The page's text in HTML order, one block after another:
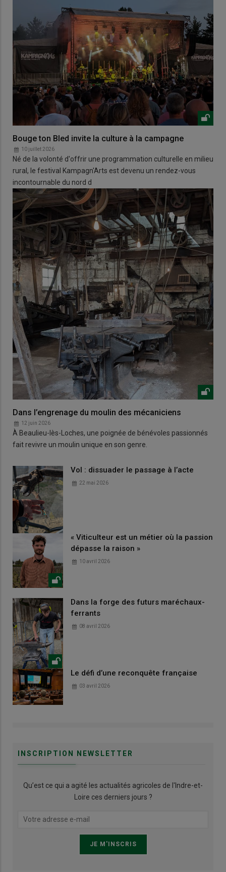
Bouge ton Bled invite la culture à la campagne
10 juillet 2026
Né de la volonté d'offrir une programmation culturelle en milieu
rural, le festival Kampagn'Arts est devenu un rendez-vous
incontournable du nord d
Dans l’engrenage du moulin des mécaniciens
12 juin 2026
À Beaulieu-lès-Loches, une poignée de bénévoles passionnés
fait revivre un moulin unique en son genre.
Vol : dissuader le passage à l’acte
22 mai 2026
« Viticulteur est un métier où la passion
dépasse la raison »
10 avril 2026
Dans la forge des futurs maréchaux-
ferrants
08 avril 2026
Le défi d’une reconquête française
03 avril 2026
INSCRIPTION NEWSLETTER
Qu’est ce qui a agité les actualités agricoles de l'Indre-et-
Loire ces derniers jours ?